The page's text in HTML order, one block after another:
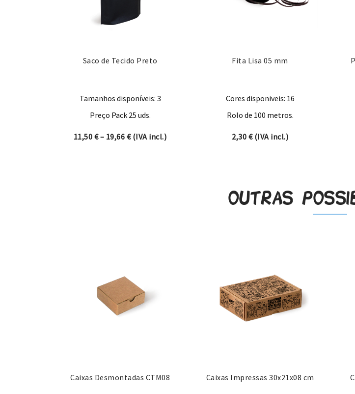
Saco de Tecido Preto
Tamanhos disponíveis: 3
Preço Pack 25 uds.
11,50 €– 19,66 €Price range: 11,50 € through 19,66 €
(IVA incl.)
Fita Lisa 05 mm
Cores disponiveis: 16
Rolo de 100 metros.
2,30 €(IVA incl.)
Outras
Caixas Desmontadas CTM08 Caixas Impressas 30x21x08 cm